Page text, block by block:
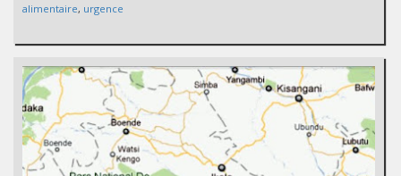
alimentaire, urgence